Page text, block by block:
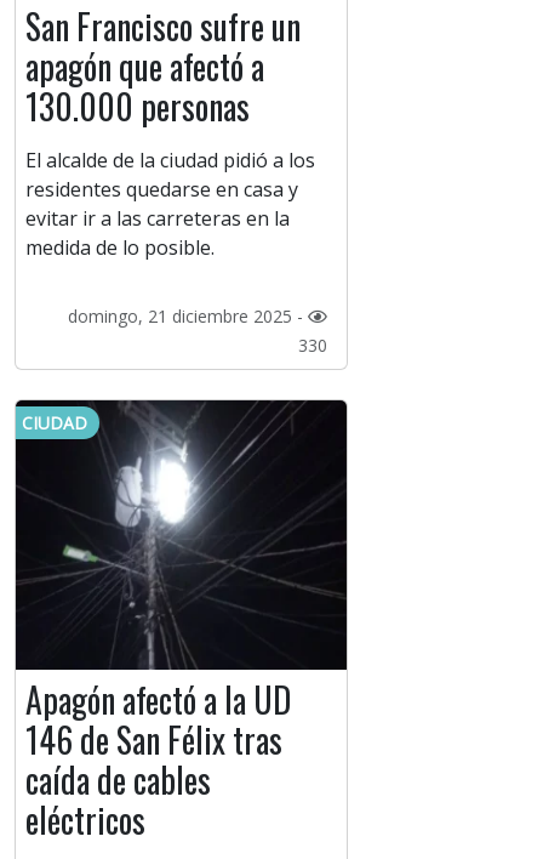
San Francisco sufre un
apagón que afectó a
130.000 personas
El alcalde de la ciudad pidió a los
residentes quedarse en casa y
evitar ir a las carreteras en la
medida de lo posible.
domingo, 21 diciembre 2025 -
330
CIUDAD
Apagón afectó a la UD
146 de San Félix tras
caída de cables
eléctricos